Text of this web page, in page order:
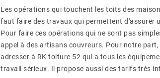
Les opérations qui touchent les toits des
faut faire des travaux qui permettent d'assurer
Pour faire ces opérations qui ne sont pas
appel à des artisans couvreurs. Pour notre
adresser à RK toiture 52 qui a tous les
travail sérieux. Il propose aussi des tarifs très